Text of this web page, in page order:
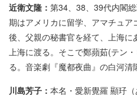
近衛文隆： 第34、38、39代内閣
期はアメリカに留学、アマチュ
後、父親の秘書官を経て、上海に
上海に渡る。そこで鄭蘋茹(テン
る。音楽劇『魔都夜曲』の白河清
川島芳子： 本名・愛新覺羅 顯㺭